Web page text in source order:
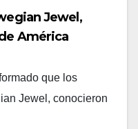
Jewel,
América
que los
Jewel, conocieron